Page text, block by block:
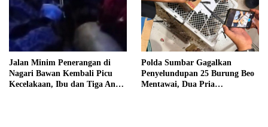
Jalan Minim Penerangan di
Nagari Bawan Kembali Picu
Kecelakaan, Ibu dan Tiga Anak
Polda Sumbar Gagalkan
Penyelundupan 25 Burung Beo
Mentawai, Dua Pria